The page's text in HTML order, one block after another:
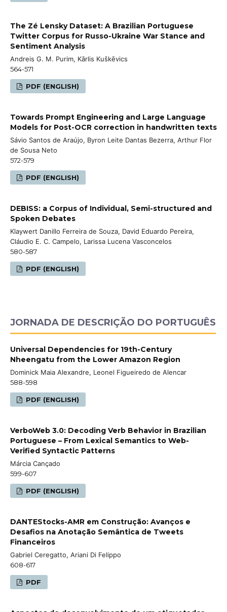
The Zé Lensky Dataset: A Brazilian Portuguese
Twitter Corpus for Russo-Ukraine War Stance and
Sentiment Analysis
Andreis G. M. Purim, Kārlis Kuškēvics
564-571
PDF (ENGLISH)
Towards Prompt Engineering and Large Language
Models for Post-OCR correction in handwritten texts
Sávio Santos de Araújo, Byron Leite Dantas Bezerra, Arthur Flor
de Sousa Neto
572-579
PDF (ENGLISH)
DEBISS: a Corpus of Individual, Semi-structured and
Spoken Debates
Klaywert Danillo Ferreira de Souza, David Eduardo Pereira,
Cláudio E. C. Campelo, Larissa Lucena Vasconcelos
580-587
PDF (ENGLISH)
JORNADA DE DESCRIÇÃO DO PORTUGUÊS
Universal Dependencies for 19th-Century
Nheengatu from the Lower Amazon Region
Dominick Maia Alexandre, Leonel Figueiredo de Alencar
588-598
PDF (ENGLISH)
VerboWeb 3.0: Decoding Verb Behavior in Brazilian
Portuguese – From Lexical Semantics to Web-
Verified Syntactic Patterns
Márcia Cançado
599-607
PDF (ENGLISH)
DANTEStocks-AMR em Construção: Avanços e
Desafios na Anotação Semântica de Tweets
Financeiros
Gabriel Ceregatto, Ariani Di Felippo
608-617
PDF